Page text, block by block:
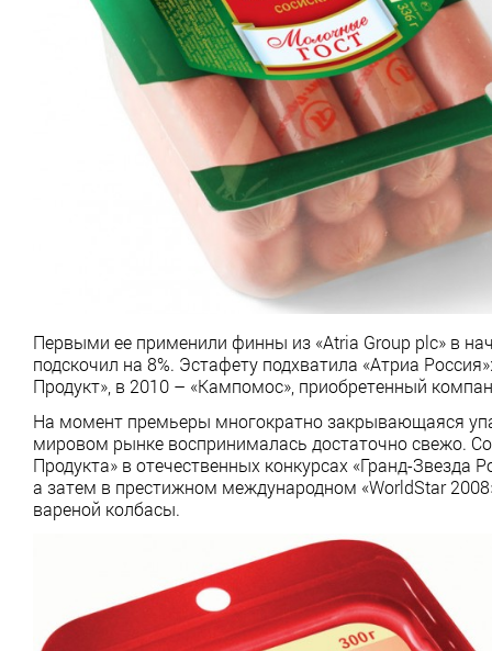
Первыми ее применили финны из «Atria Group plc» в
подскочил на 8%. Эстафету подхватила «Атриа
Продукт», в 2010 – «Кампомос», приобретенный
На момент премьеры многократно закрывающаяся
мировом рынке воспринималась достаточно свежо.
Продукта» в отечественных конкурсах «Гранд-Звезда
а затем в престижном международном «WorldStar
вареной колбасы.